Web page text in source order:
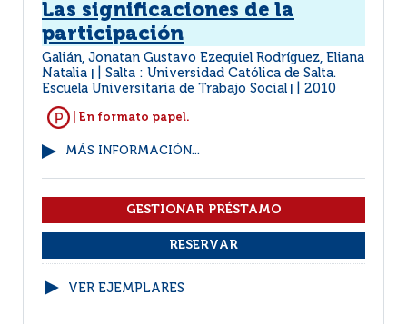
Las significaciones de la
participación
Galián, Jonatan Gustavo Ezequiel Rodríguez, Eliana
Natalia
Salta : Universidad Católica de Salta.
Escuela Universitaria de Trabajo Social
2010
| En formato papel.
MÁS INFORMACIÓN...
VER EJEMPLARES